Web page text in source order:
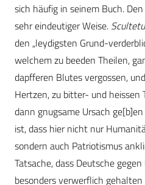
sich häufig in seinem Buch.
sehr eindeutiger Weise.
den „leydigsten Grund-
welchem zu beeden Theilen,
dapfferen Blutes vergossen,
Hertzen, zu bitter- und
dann gnugsame Ursach
ist, dass hier nicht nur
sondern auch Patriotismus
Tatsache, dass Deutsche
besonders verwerflich gehalten